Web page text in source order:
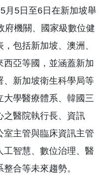
月5日至6日在新加坡舉
府機關、國家級數位健
包括新加坡、澳洲、
亞等國，並涵蓋新加
、新加坡衛生科學局等
學醫療體系、韓國三
之醫院執行長、資訊
主管與臨床資訊主管
智慧、數位治理、醫
合等未來趨勢。